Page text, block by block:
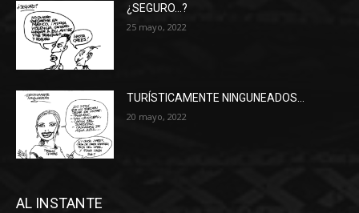
¿SEGURO…?
25 mayo, 2022
TURÍSTICAMENTE NINGUNEADOS…
20 mayo, 2022
AL INSTANTE